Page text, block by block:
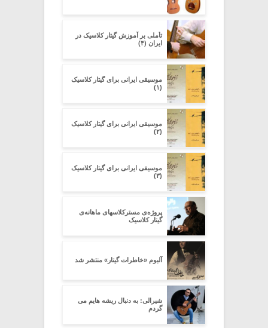
تأملی بر آموزش گیتار کلاسیک در
ایران (۴)
موسیقی ایرانی برای گیتار کلاسیک
(۱)
موسیقی ایرانی برای گیتار کلاسیک
(۲)
موسیقی ایرانی برای گیتار کلاسیک
(۳)
پروژه‌ی مسترکلاسهای ماهانه‌ی
گیتار کلاسیک
آلبوم «خاطرات گیتار» منتشر شد
شیرالی: به دنبال ریشه هایم می
گردم